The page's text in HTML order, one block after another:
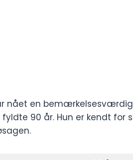
nået en
90 år. Hun er kendt for